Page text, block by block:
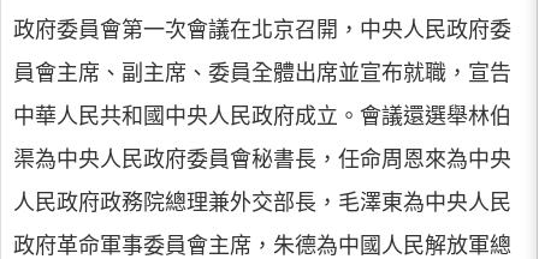
政府委員會第一次會議在北京召開，中央人民政府委
員會主席、副主席、委員全體出席並宣布就職，宣告
中華人民共和國中央人民政府成立。會議還選舉林伯
渠為中央人民政府委員會秘書長，任命周恩來為中央
人民政府政務院總理兼外交部長，毛澤東為中央人民
政府革命軍事委員會主席，朱德為中國人民解放軍總